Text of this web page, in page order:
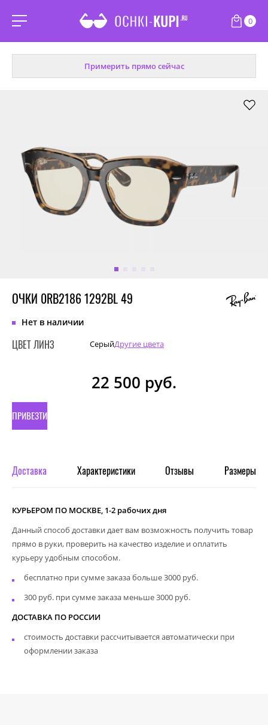
0
Примерить прямо сейчас
ОЧКИ 0RB2186 1292BL 49
Нет в наличии
ЦВЕТ ЛИНЗ СерыйДругие цвета
22 500 руб.
ПРИВЕЗТИ
ЗАКАЗ
Доставка Характеристики Отзывы Размеры
КУРЬЕРОМ ПО МОСКВЕ, 1-2 рабочих дня
Данный способ доставки дает вам возможность получить товар
прямо в руки, проверить на качество изделие и оплатить
курьеру удобным способом.
бесплатно при сумме заказа больше 3000 руб.
300 руб. при сумме заказа меньше 3000 руб.
ДОСТАВКА ПО РОССИИ
стоимость доставки рассчитывается автоматически при
оформлении заказа